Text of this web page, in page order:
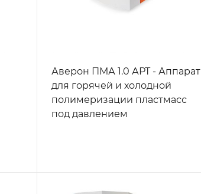
Аверон ПМА 1.0 АРТ - Аппарат
для горячей и холодной
полимеризации пластмасс
под давлением